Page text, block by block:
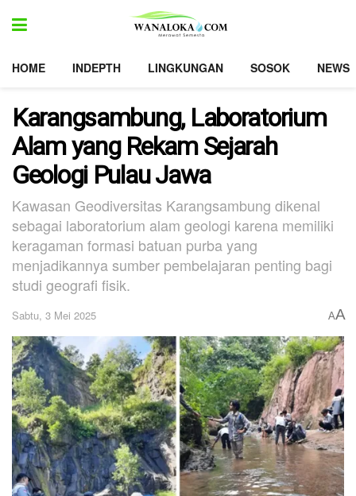
HOME INDEPTH LINGKUNGAN SOSOK NEWS
Karangsambung, Laboratorium
Alam yang Rekam Sejarah
Geologi Pulau Jawa
Kawasan Geodiversitas Karangsambung dikenal
sebagai laboratorium alam geologi karena memiliki
keragaman formasi batuan purba yang
menjadikannya sumber pembelajaran penting bagi
studi geografi fisik.
Sabtu, 3 Mei 2025 AA